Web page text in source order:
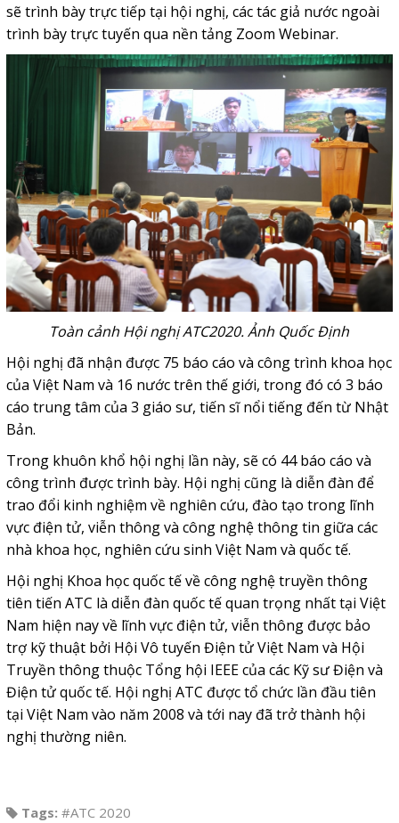
sẽ trình bày trực tiếp tại hội nghị, các tác giả nước ngoài
trình bày trực tuyến qua nền tảng Zoom Webinar.
Toàn cảnh Hội nghị ATC2020. Ảnh Quốc Định
Hội nghị đã nhận được 75 báo cáo và công trình khoa học
của Việt Nam và 16 nước trên thế giới, trong đó có 3 báo
cáo trung tâm của 3 giáo sư, tiến sĩ nổi tiếng đến từ Nhật
Bản.
Trong khuôn khổ hội nghị lần này, sẽ có 44 báo cáo và
công trình được trình bày. Hội nghị cũng là diễn đàn để
trao đổi kinh nghiệm về nghiên cứu, đào tạo trong lĩnh
vực điện tử, viễn thông và công nghệ thông tin giữa các
nhà khoa học, nghiên cứu sinh Việt Nam và quốc tế.
Hội nghị Khoa học quốc tế về công nghệ truyền thông
tiên tiến ATC là diễn đàn quốc tế quan trọng nhất tại Việt
Nam hiện nay về lĩnh vực điện tử, viễn thông được bảo
trợ kỹ thuật bởi Hội Vô tuyến Điện tử Việt Nam và Hội
Truyền thông thuộc Tổng hội IEEE của các Kỹ sư Điện và
Điện tử quốc tế. Hội nghị ATC được tổ chức lần đầu tiên
tại Việt Nam vào năm 2008 và tới nay đã trở thành hội
nghị thường niên.
Tags: #ATC 2020